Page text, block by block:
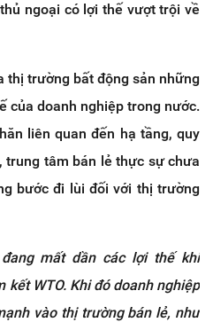
ngoại có lợi thế vượt trội về
thị trường bất động sản những
của doanh nghiệp trong nước.
liên quan đến hạ tầng, quy
trung tâm bán lẻ thực sự chưa
bước đi lùi đối với thị trường
mất dần các lợi thế khi
kết WTO. Khi đó doanh nghiệp
vào thị trường bán lẻ, như